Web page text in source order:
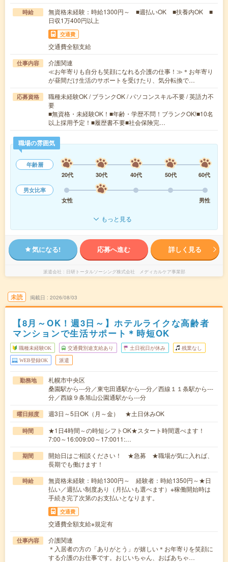
時給
無資格未経験：時給1300円～ ■週払いOK ■扶養内OK ■
日収1万400円以上
交通費
交通費全額支給
仕事内容
介護関連
≪お年寄りも自分も笑顔になれる介護の仕事！≫＊お年寄り
が昼間だけ生活のサポートを受けたり、気分転換で…
応募資格
職種未経験OK / ブランクOK / パソコンスキル不要 / 英語力不
要
■無資格・未経験OK！■年齢・学歴不問！ブランクOK!■10名
以上採用予定！■履歴書不要■社会保険完…
職場の雰囲気
年齢層
20代
30代 40代 50代
60代
男女比率
女性
男性
もっと見る
気になる! 応募へ進む 詳しく見る
派遣会社 日研トータルソーシング株式会社 メディカルケア事業部
未読 掲載日 2026/08/03
【8月～OK！週3日～】ホテルライクな高齢者
マンションで生活サポート＊時短OK
職種未経験OK 交通費別途支給あり 土日祝日が休み 残業なし
WEB登録OK 派遣
勤務地
札幌市中央区
桑園駅から---分／東屯田通駅から---分／西線１１条駅から---
分／西線９条旭山公園通駅から---分
曜日頻度 週3日～5日OK（月～金） ★土日休みOK
時間
★1日4時間～の時短シフトOK★スタート時間選べます！
7:00～16:009:00～17:0011:…
期間
開始日はご相談ください！ ★急募 ★職場が気に入れば、
長期でも働けます！
時給
無資格未経験：時給1300円～ 経験者：時給1350円～★日
払い／週払い制度あり（月払いも選べます）※稼働開始時は
手続き完了次第のお支払いとなります。
交通費
交通費全額支給※規定有
仕事内容
介護関連
＊入居者の方の「ありがとう」が嬉しい＊お年寄りを笑顔に
する介護のお仕事です。おじいちゃん、おばあちゃ…